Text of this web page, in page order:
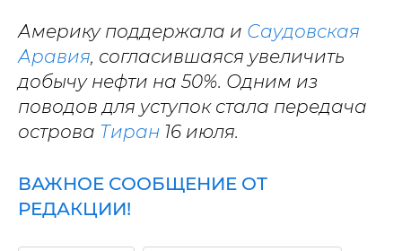
Америку поддержала и Саудовская
Аравия, согласившаяся увеличить
добычу нефти на 50%. Одним из
поводов для уступок стала передача
острова Тиран 16 июля.
ВАЖНОЕ СООБЩЕНИЕ ОТ
РЕДАКЦИИ!